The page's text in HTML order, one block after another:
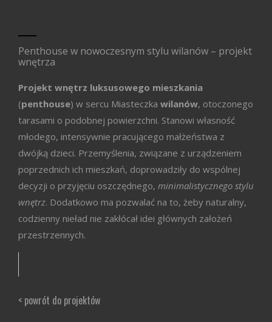
Penthouse w nowoczesnym stylu wilanów – projekt
wnętrza
Projekt wnętrz luksusowego mieszkania
(penthouse) w sercu Miasteczka wilanów, otoczonego
tarasami o podobnej powierzchni. Stanowi własność
młodego, intensywnie pracującego małżeństwa z
dwójką dzieci. Przemyślenia, związane z urządzeniem
poprzednich ich mieszkań, doprowadziły do wspólnej
decyzji o przyjęciu oszczędnego, minimalistycznego stylu
wnętrz. Dodatkowo ma pozwalać na to, żeby naturalny,
codzienny nieład nie zakłócał idei głównych założeń
przestrzennych.
< powrót do projektów